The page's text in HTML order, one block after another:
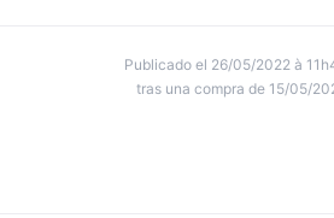
Publicado el 26/05/2022 à
tras una compra de 15/05/